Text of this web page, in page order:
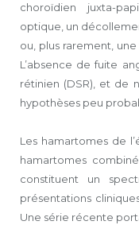
choroïdien juxta-­
optique, un
ou, plus rarement,
L’absence de fuite
rétinien (DSR), et de
hypothèses peu
Les hamartomes de
hamartomes
constituent un
présentations
Une série récente